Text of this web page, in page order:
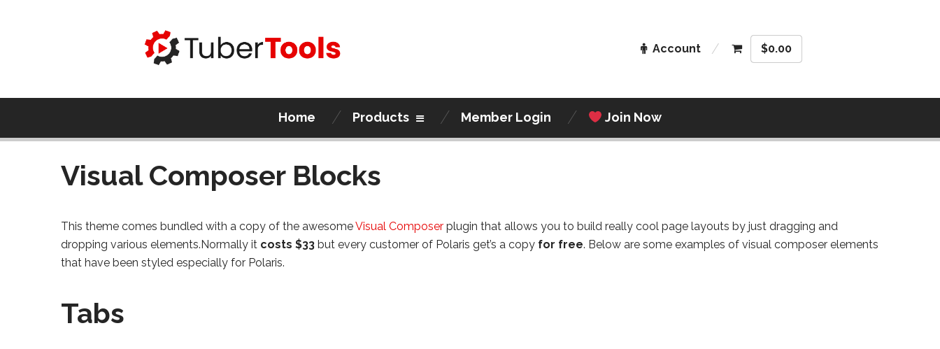
Account $0.00
Home Products Member Login Join Now
Visual Composer Blocks
This theme comes bundled with a copy of the awesomeVisual Composer plugin that allows you to build really cool page layouts by just dragging and
dropping various elements.Normally it costs $33 but every customer of Polaris get’s a copy for free. Below are some examples of visual composer elements
that have been styled especially for Polaris.
Tabs